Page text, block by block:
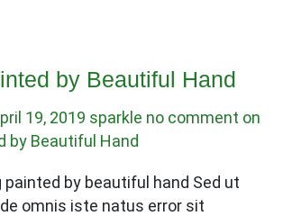
by Beautiful Hand
19, 2019 sparkle no comment on
by Beautiful Hand
by beautiful hand Sed ut
omnis iste natus error sit